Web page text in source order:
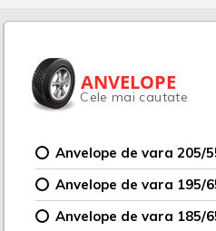
ANVELOPE
Cele mai cautate
Anvelope de vara 205/
Anvelope de vara 195/
Anvelope de vara 185/